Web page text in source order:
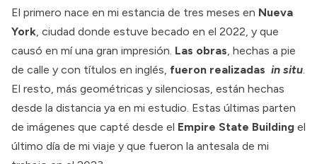
El primero nace en mi estancia de tres meses en Nueva
York , ciudad donde estuve becado en el 2022, y que
causó en mí una gran impresión. Las obras , hechas a pie
de calle y con títulos en inglés, fueron realizadas in situ
El resto, más geométricas y silenciosas, están hechas
desde la distancia ya en mi estudio. Estas últimas parten
de imágenes que capté desde el Empire State Building el
último día de mi viaje y que fueron la antesala de mi